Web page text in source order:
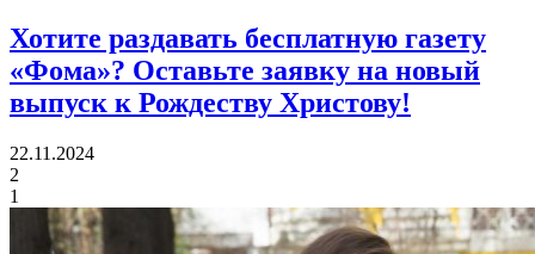
Хотите раздавать бесплатную газету
«Фома»? Оставьте заявку на новый
выпуск к Рождеству Христову!
22.11.2024
2
1